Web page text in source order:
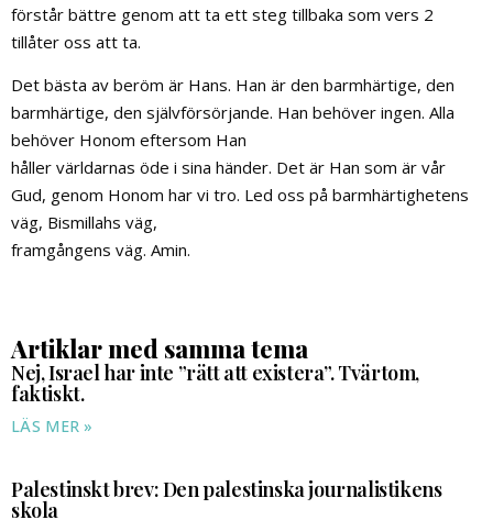
förstår bättre genom att ta ett steg tillbaka som vers 2
tillåter oss att ta.
Det bästa av beröm är Hans. Han är den barmhärtige, den
barmhärtige, den självförsörjande. Han behöver ingen. Alla
behöver Honom eftersom Han
håller världarnas öde i sina händer. Det är Han som är vår
Gud, genom Honom har vi tro. Led oss på barmhärtighetens
väg, Bismillahs väg,
framgångens väg. Amin.
Artiklar med samma tema
Nej, Israel har inte ”rätt att existera”. Tvärtom,
faktiskt.
LÄS MER »
Palestinskt brev: Den palestinska journalistikens
skola